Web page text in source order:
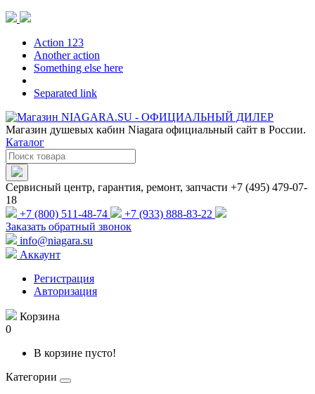
Action 123
Another action
Something else here
Separated link
Магазин душевых кабин Niagara официальный сайт в России.
Каталог
Сервисный центр, гарантия, ремонт, запчасти +7 (495) 479-07-
18
+7 (800) 511-48-74
+7 (933) 888-83-22
Заказать обратный звонок
info@niagara.su
Аккаунт
Регистрация
Авторизация
Корзина
0
В корзине пусто!
Категории